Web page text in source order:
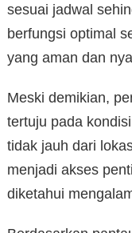
sesuai jadwal
berfungsi optimal
yang aman dan
Meski demikian,
tertuju pada
tidak jauh dari
menjadi akses
diketahui